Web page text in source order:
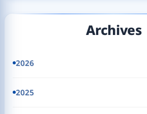
Archives
2026
2025